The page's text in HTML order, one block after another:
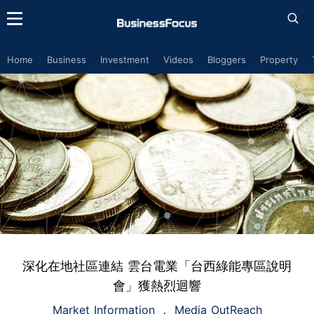
Home Business Investment Videos Bloggers Property
深化在地社區連結 雲台電業「台西綠能專區說明
會」獲熱烈迴響
Market Information Media OutReach